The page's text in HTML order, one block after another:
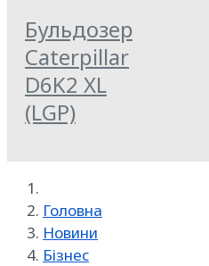
Бульдозер
Caterpillar
D6K2 XL
(LGP)
Головна
Новини
Бізнес